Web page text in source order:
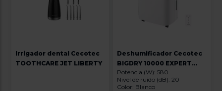
Irrigador dental Cecotec
TOOTHCARE JET LIBERTY
Deshumificador Cecotec
BIGDRY 10000 EXPERT
CONNECTED
Potencia (W): 580
Nivel de ruido (dB): 20
Color: Blanco